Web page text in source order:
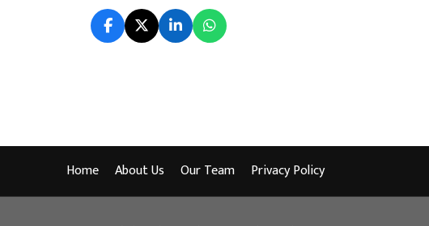
Home About Us Our Team Privacy Policy